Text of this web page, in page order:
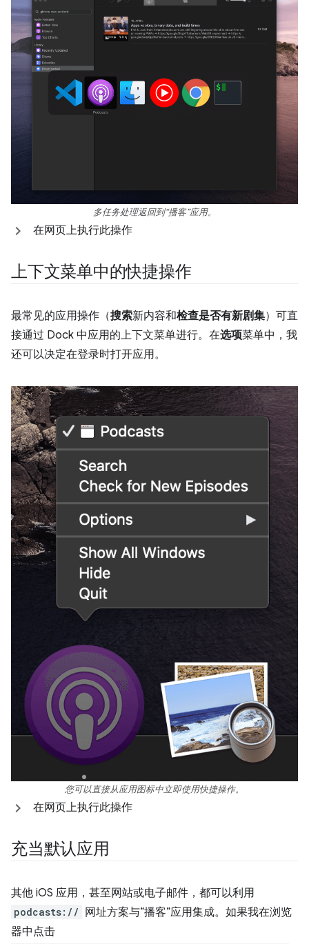
多任务处理返回到“播客”应用。
在网页上执行此操作
上下文菜单中的快捷操作
最常见的应用操作（搜索新内容和检查是否有新剧集）可直
接通过 Dock 中应用的上下文菜单进行。在选项菜单中，我
还可以决定在登录时打开应用。
您可以直接从应用图标中立即使用快捷操作。
在网页上执行此操作
充当默认应用
其他 iOS 应用，甚至网站或电子邮件，都可以利用
podcasts://
网址方案与“播客”应用集成。如果我在浏览
器中点击